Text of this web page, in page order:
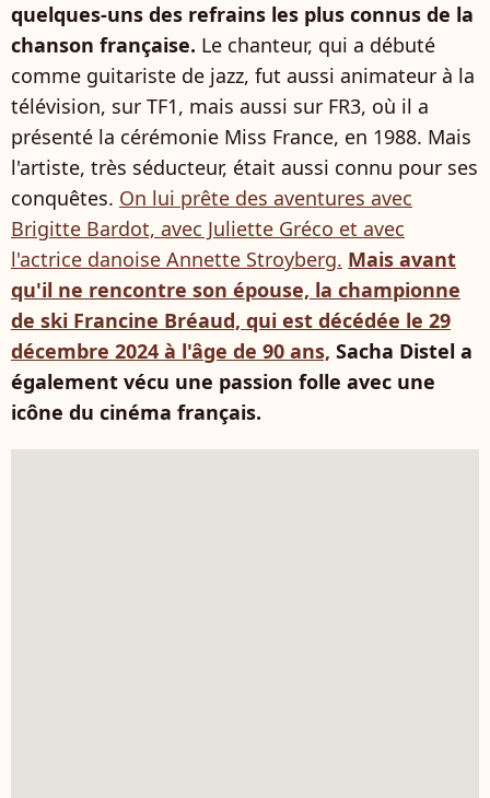
quelques-uns des refrains les plus connus de la
chanson française. Le chanteur, qui a débuté
comme guitariste de jazz, fut aussi animateur à la
télévision, sur TF1, mais aussi sur FR3, où il a
présenté la cérémonie Miss France, en 1988. Mais
l'artiste, très séducteur, était aussi connu pour ses
conquêtes. On lui prête des aventures avec
Brigitte Bardot, avec Juliette Gréco et avec
l'actrice danoise Annette Stroyberg. Mais avant
qu'il ne rencontre son épouse, la championne
de ski Francine Bréaud, qui est décédée le 29
décembre 2024 à l'âge de 90 ans, Sacha Distel a
également vécu une passion folle avec une
icône du cinéma français.